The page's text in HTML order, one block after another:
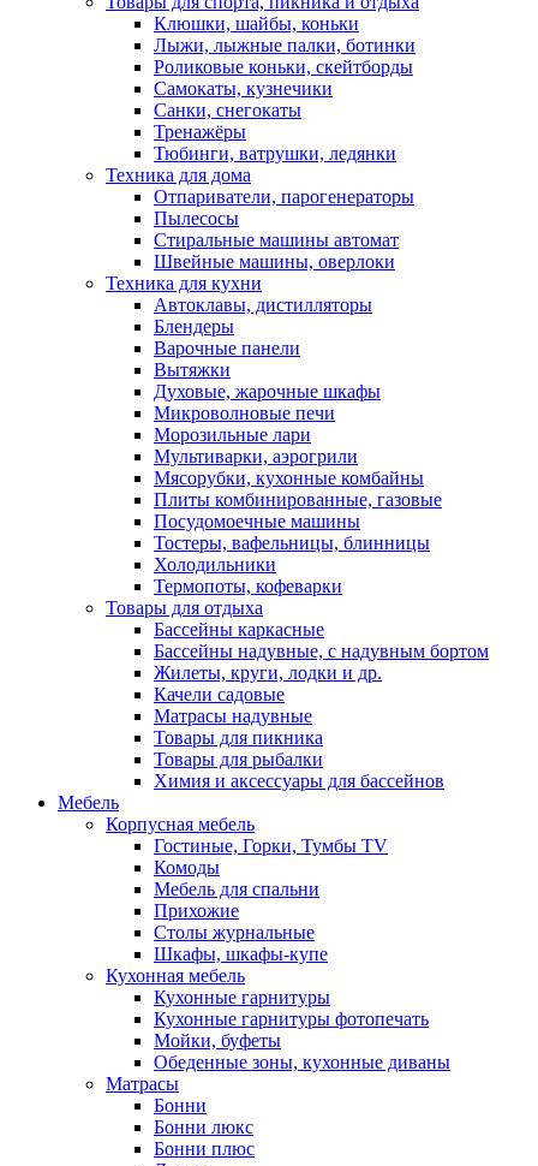
Клюшки, шайбы, коньки
Лыжи, лыжные палки, ботинки
Роликовые коньки, скейтборды
Самокаты, кузнечики
Санки, снегокаты
Тренажёры
Тюбинги, ватрушки, ледянки
Техника для дома
Отпариватели, парогенераторы
Пылесосы
Стиральные машины автомат
Швейные машины, оверлоки
Техника для кухни
Автоклавы, дистилляторы
Блендеры
Варочные панели
Вытяжки
Духовые, жарочные шкафы
Микроволновые печи
Морозильные лари
Мультиварки, аэрогрили
Мясорубки, кухонные комбайны
Плиты комбинированные, газовые
Посудомоечные машины
Тостеры, вафельницы, блинницы
Холодильники
Термопоты, кофеварки
Товары для отдыха
Бассейны каркасные
Бассейны надувные, с надувным бортом
Жилеты, круги, лодки и др.
Качели садовые
Матрасы надувные
Товары для пикника
Товары для рыбалки
Химия и аксессуары для бассейнов
Мебель
Корпусная мебель
Гостиные, Горки, Тумбы TV
Комоды
Мебель для спальни
Прихожие
Столы журнальные
Шкафы, шкафы-купе
Кухонная мебель
Кухонные гарнитуры
Кухонные гарнитуры фотопечать
Мойки, буфеты
Обеденные зоны, кухонные диваны
Матрасы
Бонни
Бонни люкс
Бонни плюс